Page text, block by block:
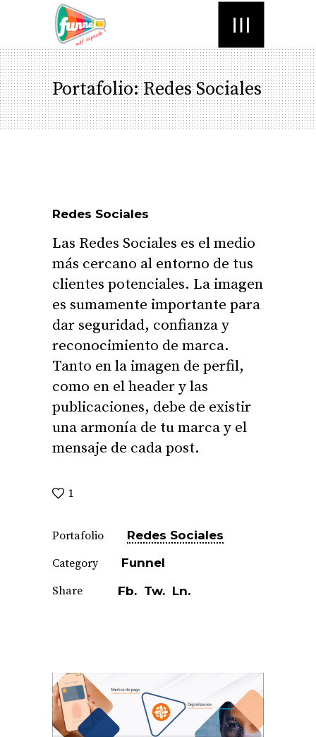
Portafolio: Redes Sociales
Redes Sociales
Las Redes Sociales es el medio
más cercano al entorno de tus
clientes potenciales. La imagen
es sumamente importante para
dar seguridad, confianza y
reconocimiento de marca.
Tanto en la imagen de perfil,
como en el header y las
publicaciones, debe de existir
una armonía de tu marca y el
mensaje de cada post.
1
Portafolio
Redes Sociales
Category
Funnel
Share
Fb. Tw. Ln.